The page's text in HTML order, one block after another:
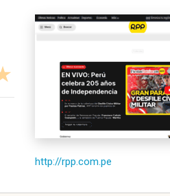
http://rpp.com.pe